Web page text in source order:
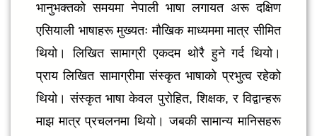
भानुभक्तको समयमा नेपाली भाषा लगायत अरू दक्षिण
एसियाली भाषाहरू मुख्यतः मौखिक माध्यममा मात्र सीमित
थियो। लिखित सामाग्री एकदम थोरै हुने गर्द थियो।
प्राय लिखित सामाग्रीमा संस्कृत भाषाको प्रभुत्व रहेको
थियो। संस्कृत भाषा केवल पुरोहित, शिक्षक, र विद्वान्हरू
माझ मात्र प्रचलनमा थियो। जबकी सामान्य मानिसहरू